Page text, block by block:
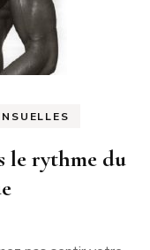
le rythme du